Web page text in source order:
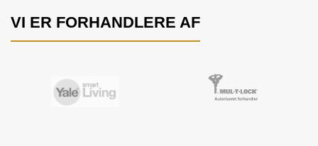
VI ER FORHANDLERE AF